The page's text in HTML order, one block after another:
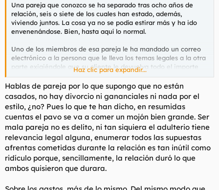
Una pareja que conozco se ha separado tras ocho años de
relación, seis o siete de los cuales han estado, además,
viviendo juntos. La cosa ya no se podía estirar más y ha ido
envenenándose. Bien, hasta aquí lo normal.
Uno de los miembros de esa pareja le ha mandado un correo
electrónico a la persona que le lleva los temas legales a la otra
parte exigiéndole que su cliente le devuelva todo el importe
del alquiler que ha pagado durante los años de convivencia y
todos los gastos que has tenido juntos, en torno a 30.000 €,
porque la relación se ha roto.
Las razones que esgrime en ese correo (luego ha habido más,
así como más conversaciones entre ambos) son las siguientes:
Spoiler
De no serle devuelto este dinero amenaza con ir al abogado (el
ese dinero. Dice, como medida de presión, que va a hacer
Haz clic para expandir...
Hablas de pareja por lo que supongo que no están
casados, no hay divorcio ni gananciales ni nada por el
estilo, ¿no? Pues lo que te han dicho, en resumidas
cuentas el pavo se va a comer un mojón bien grande. Ser
mala pareja no es delito, ni tan siquiera el adulterio tiene
relevancia legal alguna, enumerar todos las supuestas
afrentas cometidas durante la relación es tan inútil como
ridículo porque, sencillamente, la relación duró lo que
ambos quisieron que durara.